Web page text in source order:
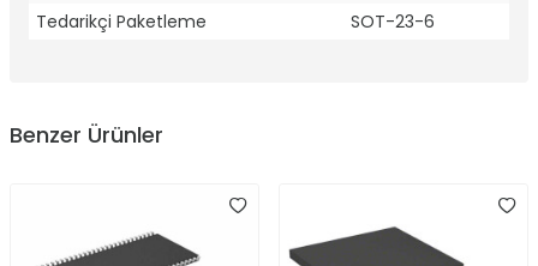
Tedarikçi Paketleme
SOT-23-6
Benzer Ürünler